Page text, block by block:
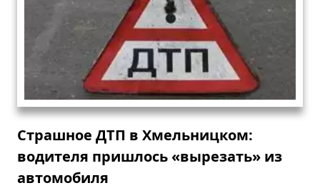
Страшное ДТП в Хмельницком:
водителя пришлось «вырезать» из
автомобиля